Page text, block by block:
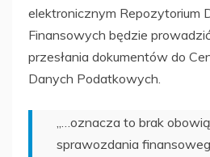
elektronicznym Repozytorium
Finansowych będzie
przesłania dokumentów do
Danych Podatkowych.
„…oznacza to brak
sprawozdania